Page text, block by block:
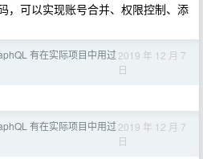
，可以实现账号合并、权限控制、添
有在实际项目中用过 2019 年 12 月 7
日
有在实际项目中用过 2019 年 12 月 7
日